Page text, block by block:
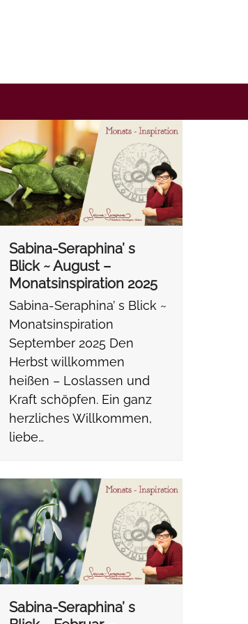
Sabina-Seraphina’ s
Blick ~ August –
Monatsinspiration 2025
Sabina-Seraphina’ s Blick ~
Monatsinspiration
September 2025 Den
Herbst willkommen
heißen – Loslassen und
Kraft schöpfen. Ein ganz
herzliches Willkommen,
liebe…
Sabina-Seraphina’ s